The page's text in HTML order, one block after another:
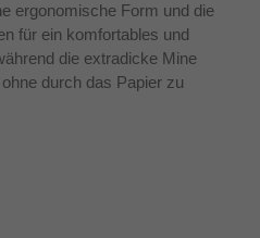
ergonomische Form und die
für ein komfortables und
die extradicke Mine
durch das Papier zu